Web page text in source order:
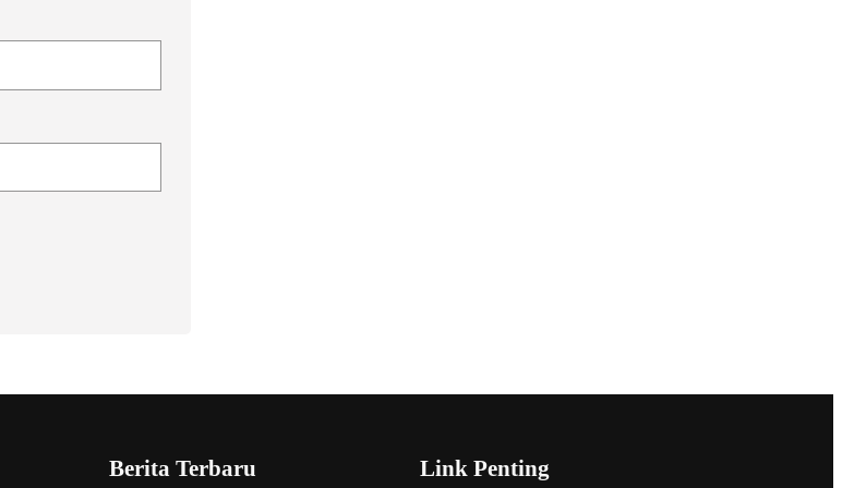
Berita Terbaru Link Penting